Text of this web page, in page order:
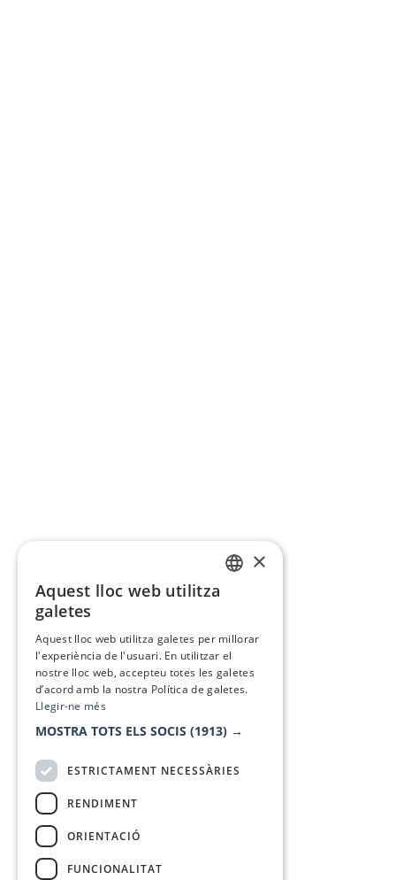
×
Aquest lloc web utilitza
galetes
Aquest lloc web utilitza galetes per millorar
l'experiència de l'usuari. En utilitzar el
nostre lloc web, accepteu totes les galetes
d’acord amb la nostra Política de galetes.
Llegir-ne més
MOSTRA TOTS ELS SOCIS (1913) →
ESTRICTAMENT NECESSÀRIES
RENDIMENT
ORIENTACIÓ
FUNCIONALITAT